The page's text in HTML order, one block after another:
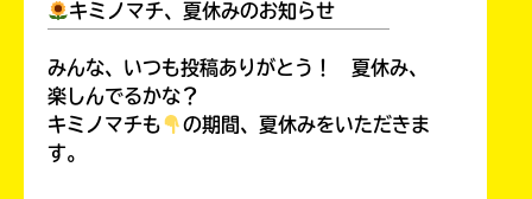
キミノマチ、夏休みのお知らせ
みんな、いつも投稿ありがとう！ 夏休み、
楽しんでるかな？
キミノマチも
の期間、夏休みをいただきま
す。